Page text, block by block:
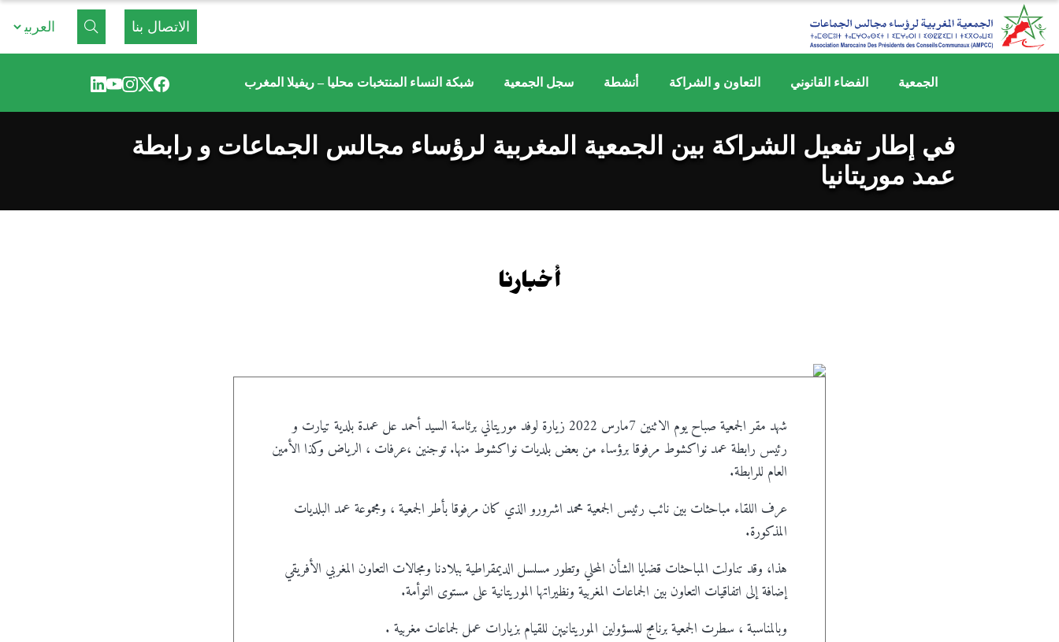
content
الاتصال بنا
الجمعية الفضاء القانوني التعاون و الشراكة أنشطة سجل الجمعية شبكة النساء المنتخبات محليا – ريفيلا المغرب
في إطار تفعيل الشراكة بين الجمعية المغربية لرؤساء مجالس الجماعات و رابطة
عمد موريتانيا
أخبارنا
شهد مقر الجمعية صباح يوم الاثنين 7مارس 2022 زيارة لوفد موريتاني برئاسة السيد أحمد عل عمدة بلدية تيارت و
رئيس رابطة عمد نواكشوط مرفوقا برؤساء من بعض بلديات نواكشوط منها. توجنين ،عرفات ، الرياض وكذا الأمين
العام للرابطة.
عرف اللقاء مباحثات بين نائب رئيس الجمعية محمد اشرورو الذي كان مرفوقا بأطر الجمعية ، ومجموعة عمد البلديات
المذكورة.
هذا، وقد تناولت المباحثات قضايا الشأن المحلي وتطور مسلسل الديمقراطية ببلادنا ومجالات التعاون المغربي الأفريقي
إضافة إلى اتفاقيات التعاون بين الجماعات المغربية ونظيراتها الموريتانية على مستوى التوأمة.
وبالمناسبة ، سطرت الجمعية برنامج للمسؤولين الموريتانيين للقيام بزيارات عمل لجماعات مغربية .